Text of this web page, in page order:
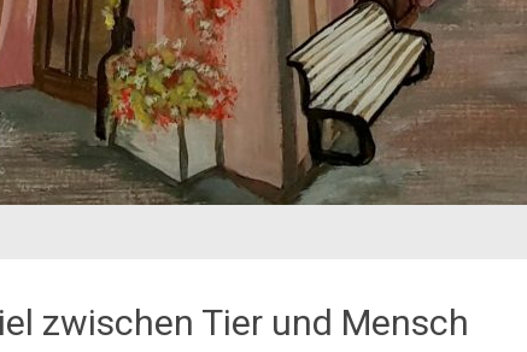
zwischen Tier und Mensch